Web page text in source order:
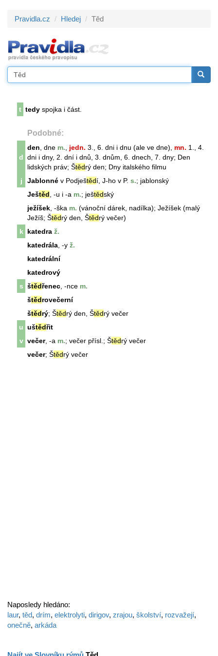
Pravidla.cz Hledej Těd
t tedy spojka i část.
Podobné:
d
den , dne m. jedn. 3., 6. dni i dnu (ale ve dne), mn. 1., 4.
dni i dny, 2. dní i dnů, 3. dnům, 6. dnech, 7. dny; Den
lidských práv; Štědrý den; Dny italského filmu
j
Jablonné v Podještědí, J-ho v P. s.; jablonský
Ještěd , -u i -a m.; ještědský
ježíšek , -ška m. (vánoční dárek, nadílka); Ježíšek (malý
Ježíš; Štědrý den, Štědrý večer)
k
katedra ž.
katedrála , -y ž.
katedrální
katedrový
s štědřenec , -nce m.
štědrovečerní
štědrý; Štědrý den, Štědrý večer
u uštědřit
v večer, -a m.; večer přísl.; Štědrý večer
večer; Štědrý večer
Naposledy hledáno:
laur, těd, drím, elektrolyti, dirigov, zrajou, školství, rozvažejí,
onečně, arkáda